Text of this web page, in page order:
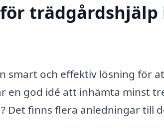
trädgårdshjälp
smart och effektiv lösning för
en god idé att in­hämta minst
Det finns flera anledningar till